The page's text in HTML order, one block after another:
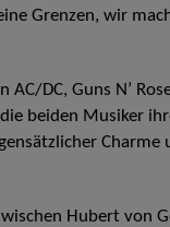
Grenzen, wir
DC, Guns N’
beiden Musiker
Charme
Hubert von